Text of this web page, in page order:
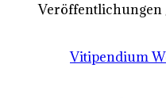
Veröffentlichungen
Vitipendium